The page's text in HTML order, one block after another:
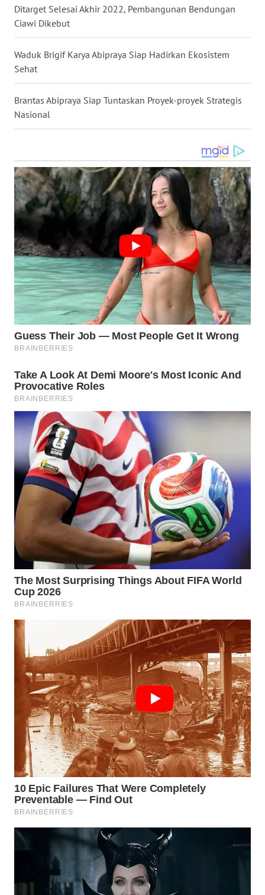
Ditarget Selesai Akhir 2022, Pembangunan Bendungan
Ciawi Dikebut
Waduk Brigif Karya Abipraya Siap Hadirkan Ekosistem
Sehat
Brantas Abipraya Siap Tuntaskan Proyek-proyek Strategis
Nasional
WN
SULTRA
WN
SULTENG
WN
BABEL
WN
SUMBAR
WN
SUMSEL
WN
BENGKULU
LAMPUNG
WN
JATENG
WN
NUSANTARA
WN
JOGJA
JATIM
WN
BALI
KALBAR
WN
KALTENG
WN
KALTARA
WN
KALSEL
WN
KALTIM
SULSEL
WN